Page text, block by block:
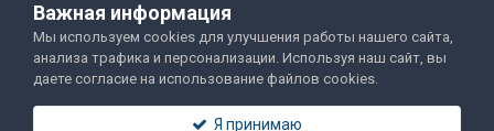
Помощь
Обратная связь
Двамп 2022-2025
Важная информация
Мы используем cookies для улучшения работы нашего сайта,
анализа трафика и персонализации. Используя наш сайт, вы
даете согласие на использование файлов cookies.
Я принимаю